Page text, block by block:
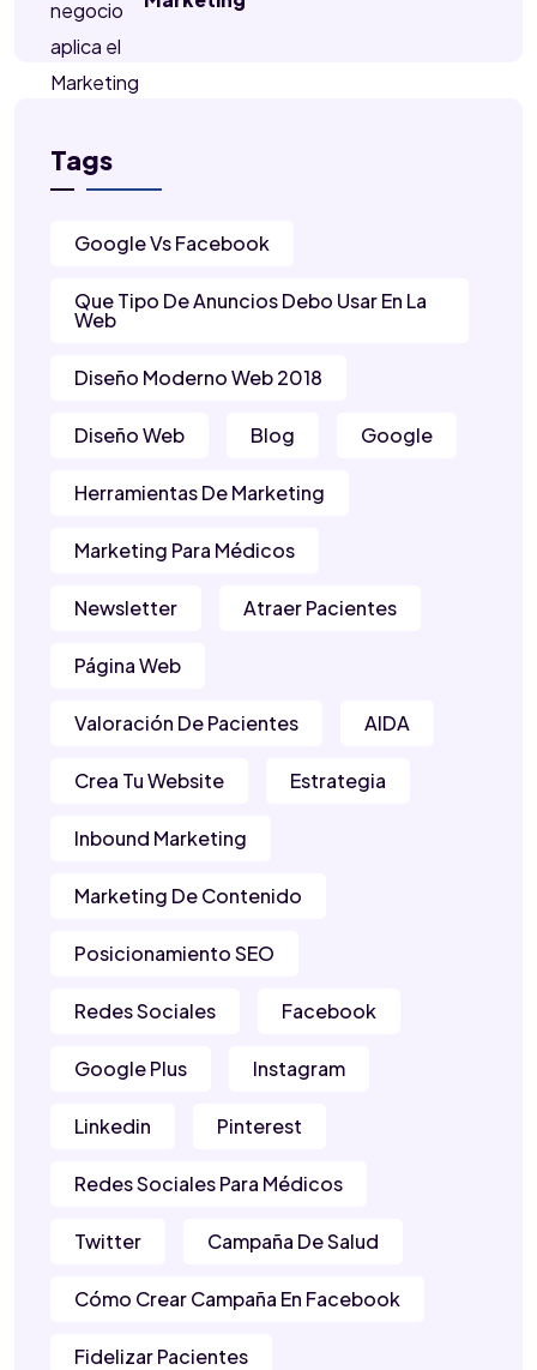
Tags
Google Vs Facebook
Que Tipo De Anuncios Debo Usar En La
Web
Diseño Moderno Web 2018
Diseño Web Blog Google
Herramientas De Marketing
Marketing Para Médicos
Newsletter Atraer Pacientes
Página Web
Valoración De Pacientes AIDA
Crea Tu Website Estrategia
Inbound Marketing
Marketing De Contenido
Posicionamiento SEO
Redes Sociales Facebook
Google Plus Instagram
Linkedin Pinterest
Redes Sociales Para Médicos
Twitter Campaña De Salud
Cómo Crear Campaña En Facebook
Fidelizar Pacientes